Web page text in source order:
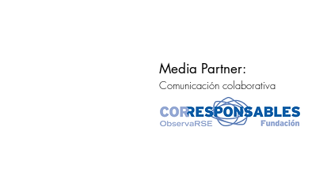
Media Partner:
Comunicación colaborativa